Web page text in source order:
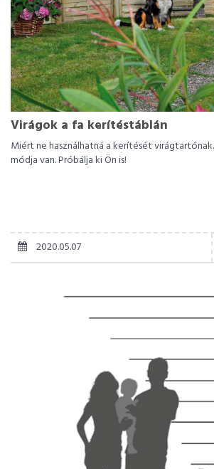
Virágok a fa kerítéstáblán
Miért ne használhatná a kerítését
módja van. Próbálja ki Ön is!
2020.05.07